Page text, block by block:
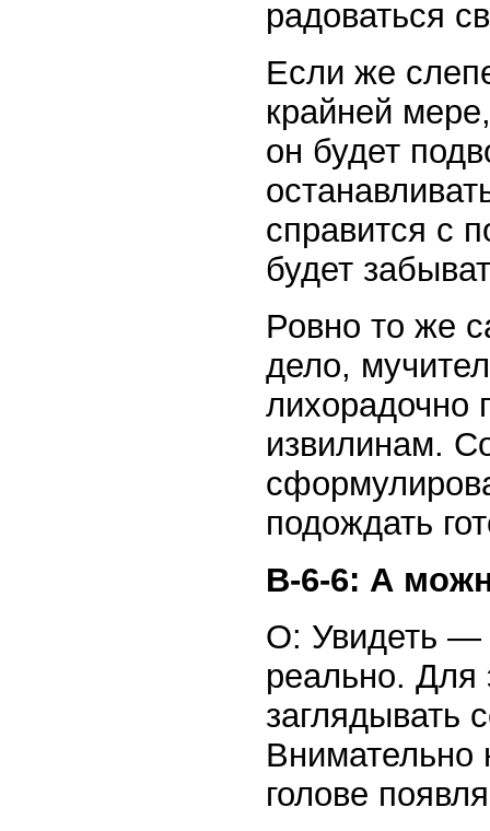
радоваться
Если же
крайней
он будет
справится с
будет
Ровно то же
дело,
лихорадочно
извилинам.
подождать
В-6-6: А
О: Увидеть —
реально. Для
заглядывать
Внимательно
голове